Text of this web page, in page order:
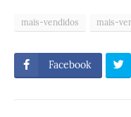
mais-vendidos mais-
Facebook